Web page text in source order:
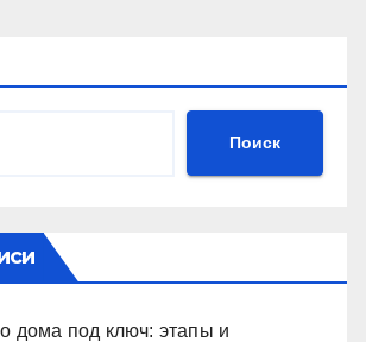
Поиск
дома под ключ: этапы и